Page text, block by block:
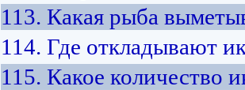
113. Какая рыба
114. Где откладывают
115. Какое